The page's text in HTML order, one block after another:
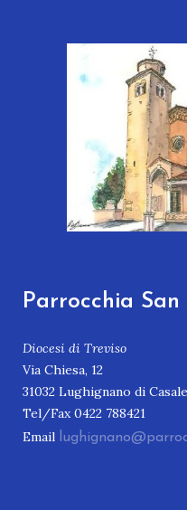
Parrocchia
Diocesi di Treviso
Via Chiesa, 12
31032 Lughignano di
Tel/Fax 0422 788421
Email